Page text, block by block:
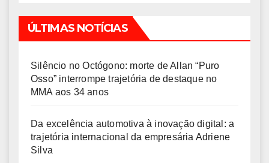
ÚLTIMAS NOTÍCIAS
Silêncio no Octógono: morte de Allan “Puro
Osso” interrompe trajetória de destaque no
MMA aos 34 anos
Da excelência automotiva à inovação digital: a
trajetória internacional da empresária Adriene
Silva